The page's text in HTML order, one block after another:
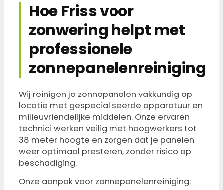
Hoe Friss voor
zonwering helpt met
professionele
zonnepanelenreiniging
Wij reinigen je zonnepanelen vakkundig op
locatie met gespecialiseerde apparatuur en
milieuvriendelijke middelen. Onze ervaren
technici werken veilig met hoogwerkers tot
38 meter hoogte en zorgen dat je panelen
weer optimaal presteren, zonder risico op
beschadiging.
Onze aanpak voor zonnepanelenreiniging: